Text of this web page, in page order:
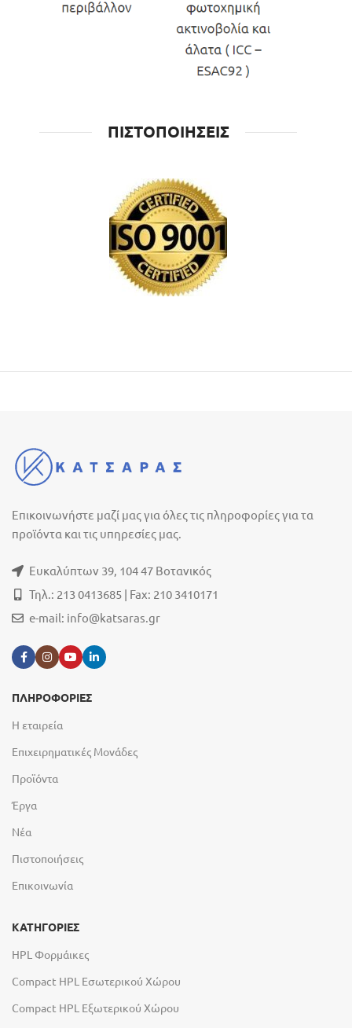
ΠΙΣΤΟΠΟΙΗΣΕΙΣ
Επικοινωνήστε μαζί μας για όλες τις πληροφορίες για τα
προϊόντα και τις υπηρεσίες μας.
Ευκαλύπτων 39, 104 47 Βοτανικός
Τηλ.: 213 0413685 | Fax: 210 3410171
e-mail: info@katsaras.gr
ΠΛΗΡΟΦΟΡΙΕΣ
Η εταιρεία
Επιχειρηματικές Μονάδες
Προϊόντα
Έργα
Νέα
Πιστοποιήσεις
Επικοινωνία
ΚΑΤΗΓΟΡΙΕΣ
HPL Φορμάικες
Compact HPL Εσωτερικού Χώρου
Compact HPL Εξωτερικού Χώρου